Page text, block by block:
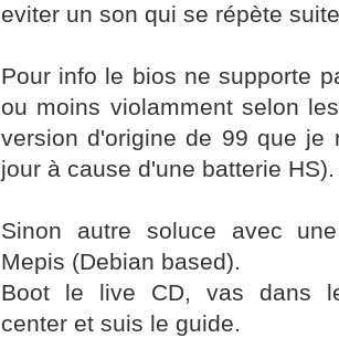
eviter un son qui se répète
Pour info le bios ne supporte
ou moins violamment selon
version d'origine de 99 que je
jour à cause d'une batterie HS).
Sinon autre soluce avec
Mepis (Debian based).
Boot le live CD, vas dans
center et suis le guide.